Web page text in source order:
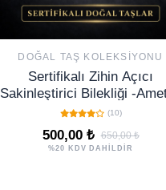
DOĞAL TAŞ KOLEKSIYONU
Sertifikalı Zihin Açıcı
Sakinleştirici Bilekliği -
Labradorit Jasper
Kuvars Turkuaz
(10)
500,00 ₺ 650,00 ₺
%20 KDV DAHİLDİR